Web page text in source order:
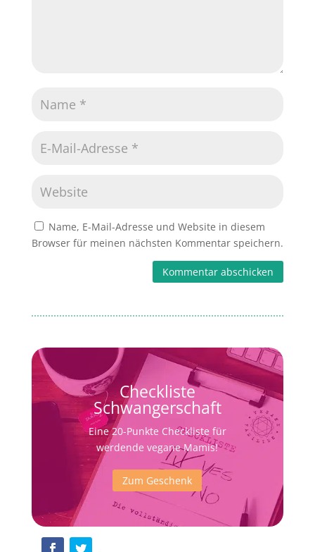
Name, E-Mail-Adresse und Website in diesem
Browser für meinen nächsten Kommentar speichern.
Kommentar abschicken
Checkliste
Schwangerschaft
Eine 20-Punkte Checkliste für
werdende vegane Mamis!
Zum Geschenk